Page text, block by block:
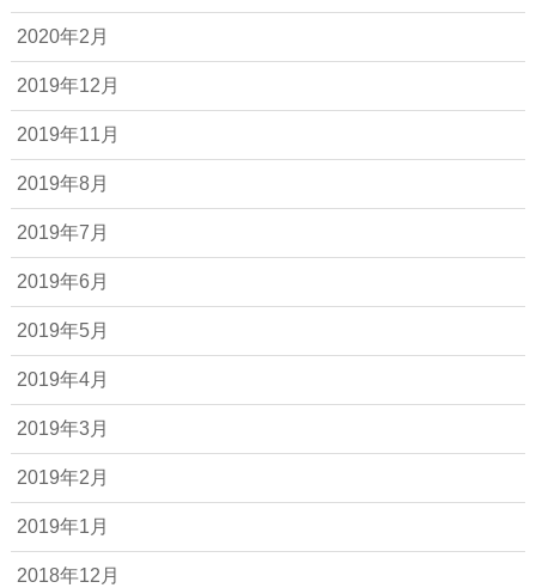
2020年2月
2019年12月
2019年11月
2019年8月
2019年7月
2019年6月
2019年5月
2019年4月
2019年3月
2019年2月
2019年1月
2018年12月